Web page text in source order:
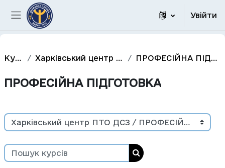
Перейти до головного вмісту
Бокова панель
Увійти
Курси Харківський центр ПТО ДСЗ ПРОФЕСІЙНА ПІДГОТОВКА
ПРОФЕСІЙНА ПІДГОТОВКА
Категорії курсів
Пошук курсів
Пошук курсів